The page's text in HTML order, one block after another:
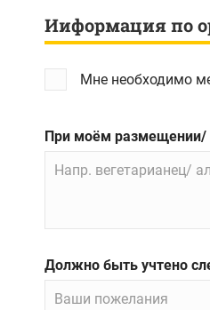
Ииформация по
Мне необходимо
При моём размещении/
Должно быть учтено